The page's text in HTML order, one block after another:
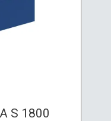
S 1800